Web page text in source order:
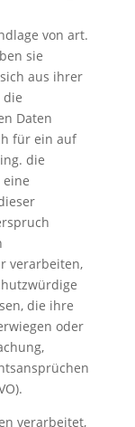
von art.
sie
aus ihrer
die
Daten
für ein auf
die
eine
verarbeiten,
die ihre
oder
verarbeitet,